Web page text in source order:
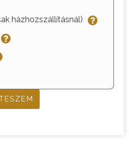
házhozszállításnál)